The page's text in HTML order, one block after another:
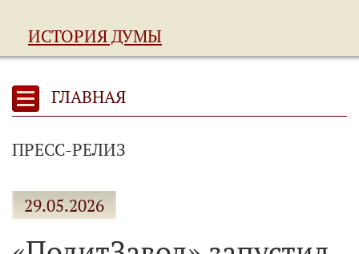
ИСТОРИЯ ДУМЫ
ГЛАВНАЯ
ПРЕСС-РЕЛИЗ
29.05.2026